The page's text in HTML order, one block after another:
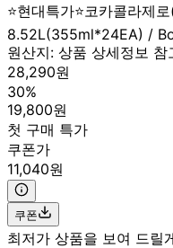
⭐현대특가⭐코카콜라제
8.52L(355ml*24EA) /
원산지: 상품 상세정보 참
28,290원
30%
19,800원
첫 구매 특가
쿠폰가
11,040원
쿠폰
최저가 상품을 보여 드릴